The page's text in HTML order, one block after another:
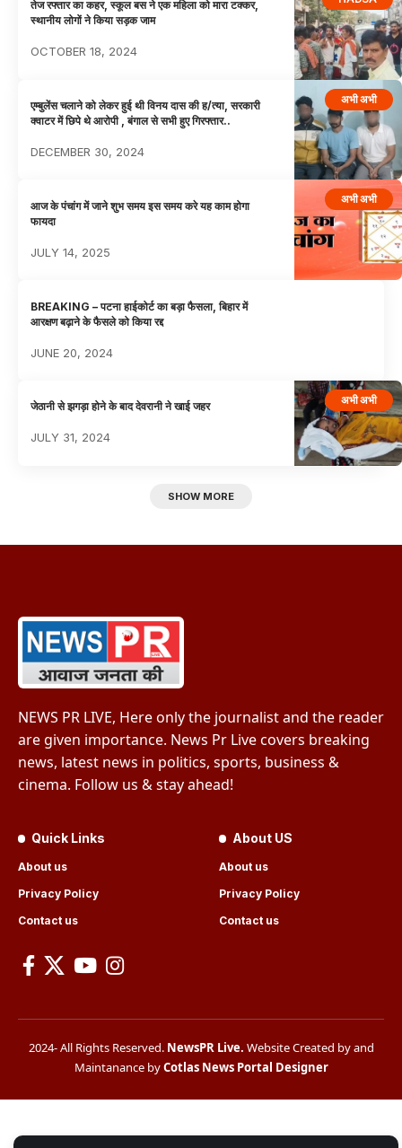
तेज रफ्तार का कहर, स्कूल बस ने एक महिला को मारा टक्कर,
स्थानीय लोगों ने किया सड़क जाम
OCTOBER 18, 2024
अभी अभी
एम्बुलेंस चलाने को लेकर हुई थी विनय दास की ह/त्या, सरकारी
क्वाटर में छिपे थे आरोपी , बंगाल से सभी हुए गिरफ्तार..
DECEMBER 30, 2024
अभी अभी
आज के पंचांग में जाने शुभ समय इस समय करे यह काम होगा
फायदा
JULY 14, 2025
BREAKING – पटना हाईकोर्ट का बड़ा फैसला, बिहार में
आरक्षण बढ़ाने के फैसले को किया रद्द
JUNE 20, 2024
अभी अभी
जेठानी से झगड़ा होने के बाद देवरानी ने खाई जहर
JULY 31, 2024
SHOW MORE
NEWS PR LIVE, Here only the journalist and the reader
are given importance. News Pr Live covers breaking
news, latest news in politics, sports, business &
cinema. Follow us & stay ahead!
Quick Links
About us
Privacy Policy
Contact us
About US
About us
Privacy Policy
Contact us
2024- All Rights Reserved. NewsPR Live. Website Created by and
Maintanance byCotlas News Portal Designer